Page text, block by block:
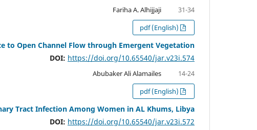
Fariha A. Alhijjaji
31-34
to Open Channel Flow through Emergent Vegetation
DOI: https://doi.org/10.65540/jar.v23i.574
Abubaker Ali Alamailes
14-24
Tract Infection Among Women in AL Khums, Libya
DOI: https://doi.org/10.65540/jar.v23i.572